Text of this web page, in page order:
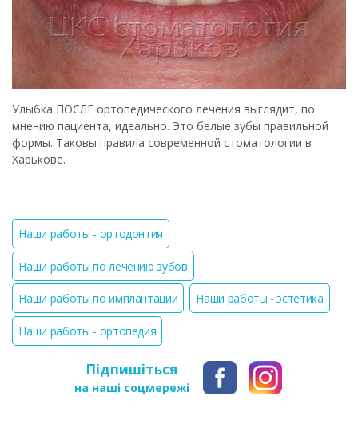
Улыбка ПОСЛЕ ортопедического лечения выглядит, по
мнению пациента, идеально. Это белые зубы правильной
формы. Таковы правила современной стоматологии в
Харькове.
Наши работы - ортодонтия
Наши работы по лечению зубов
Наши работы по имплантации Наши работы - эстетика
Наши работы - ортопедия
Підпишіться
на наші соцмережі